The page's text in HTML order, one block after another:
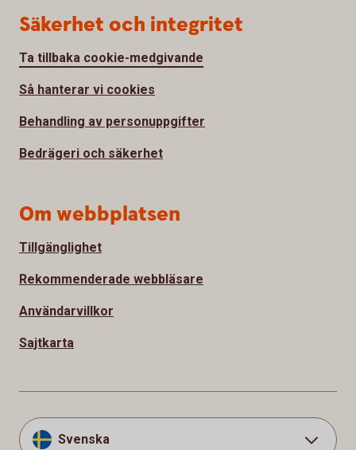
Säkerhet och integritet
Ta tillbaka cookie-medgivande
Så hanterar vi cookies
Behandling av personuppgifter
Bedrägeri och säkerhet
Om webbplatsen
Tillgänglighet
Rekommenderade webbläsare
Användarvillkor
Sajtkarta
Svenska